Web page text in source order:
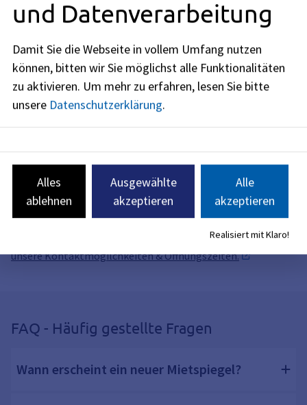
Tipps für Mieter und Vermieter
Rechtliche Zulässigkeit von
Mieterhöhungen
Über die rechtliche Zulässigkeit eines
Wiedervermietungen (Mietpreisbremse) trifft der
Mietspiegel keine Aussage.
Haben Sie noch Fragen zum Mietspiegel?
Hier finden Sie
unsere Kontaktmögilchkeiten & Öffnungszeiten.
FAQ - Häufig gestellte Fragen
Wann erscheint ein neuer Mietspiegel?
und Datenverarbeitung
Damit Sie die Webseite in vollem Umfang nutzen
können, bitten wir Sie möglichst alle Funktionalitäten
zu aktivieren. Um mehr zu erfahren, lesen Sie bitte
unsere Datenschutzerklärung.
Alles
ablehnen
Ausgewählte
akzeptieren
Alle
akzeptieren
Realisiert mit Klaro!